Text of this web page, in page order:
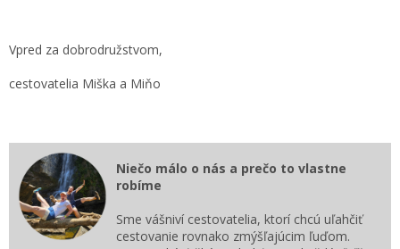
Vpred za dobrodružstvom,
cestovatelia Miška a Miňo
Niečo málo o nás a prečo to vlastne
robíme
Sme vášniví cestovatelia, ktorí chcú uľahčiť
cestovanie rovnako zmýšľajúcim ľuďom.